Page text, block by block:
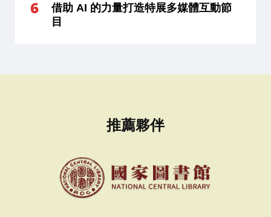
借助 AI 的力量打造特展多媒體互動節
目
推薦夥伴